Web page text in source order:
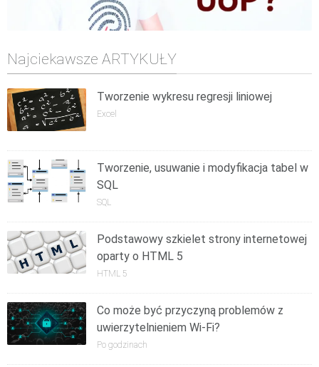
Najciekawsze ARTYKUŁY
Tworzenie wykresu regresji liniowej
Excel
Tworzenie, usuwanie i modyfikacja tabel w
SQL
SQL
Podstawowy szkielet strony internetowej
oparty o HTML 5
HTML 5
Co może być przyczyną problemów z
uwierzytelnieniem Wi-Fi?
Po godzinach